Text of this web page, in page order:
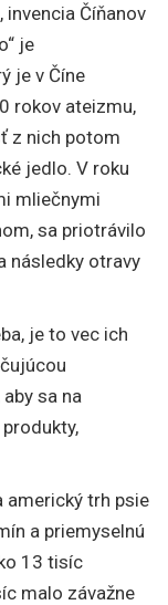
Číňanov
je
je v Číne
rokov ateizmu,
z nich potom
jedlo. V roku
mliečnymi
sa priotrávilo
následky otravy
je to vec ich
sa na
americký trh psie
a priemyselnú
13 tisíc
malo závažne